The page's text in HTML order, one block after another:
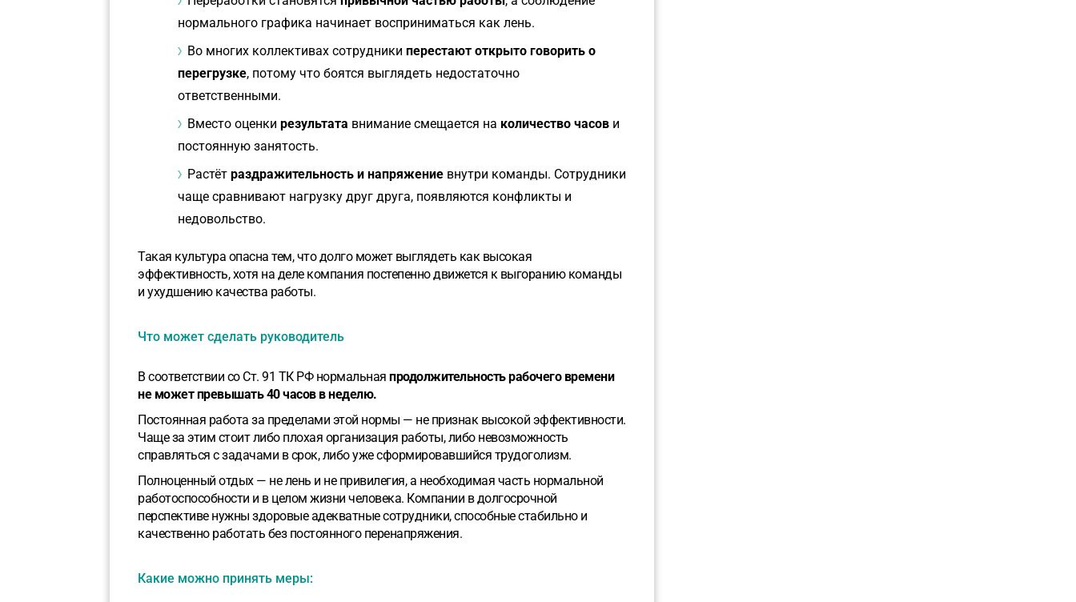
нормального графика начинает восприниматься как лень.
Во многих коллективах сотрудники перестают открыто говорить о
перегрузке, потому что боятся выглядеть недостаточно
ответственными.
Вместо оценки результата внимание смещается на количество часов и
постоянную занятость.
Растёт раздражительность и напряжение внутри команды. Сотрудники
чаще сравнивают нагрузку друг друга, появляются конфликты и
недовольство.
Такая культура опасна тем, что долго может выглядеть как высокая
эффективность, хотя на деле компания постепенно движется к выгоранию команды
и ухудшению качества работы.
Что может сделать руководитель
В соответствии со Ст. 91 ТК РФ нормальная продолжительность рабочего времени
не может превышать 40 часов в неделю.
Постоянная работа за пределами этой нормы — не признак высокой эффективности.
Чаще за этим стоит либо плохая организация работы, либо невозможность
справляться с задачами в срок, либо уже сформировавшийся трудоголизм.
Полноценный отдых — не лень и не привилегия, а необходимая часть нормальной
работоспособности и в целом жизни человека. Компании в долгосрочной
перспективе нужны здоровые адекватные сотрудники, способные стабильно и
качественно работать без постоянного перенапряжения.
Какие можно принять меры: